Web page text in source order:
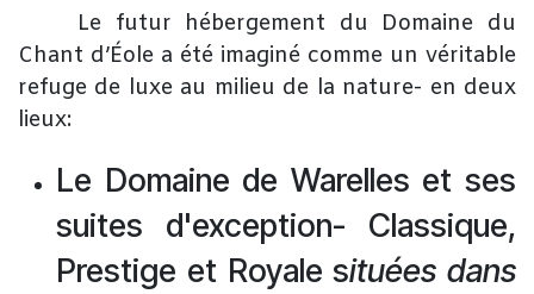
​Le futur hébergement du Domaine du
Chant d’Éole a été imaginé comme un véritable
refuge de luxe au milieu de la nature- en deux
lieux:
Le Domaine de Warelles et ses
suites d'exception- Classique,
Prestige et Royale situées dans